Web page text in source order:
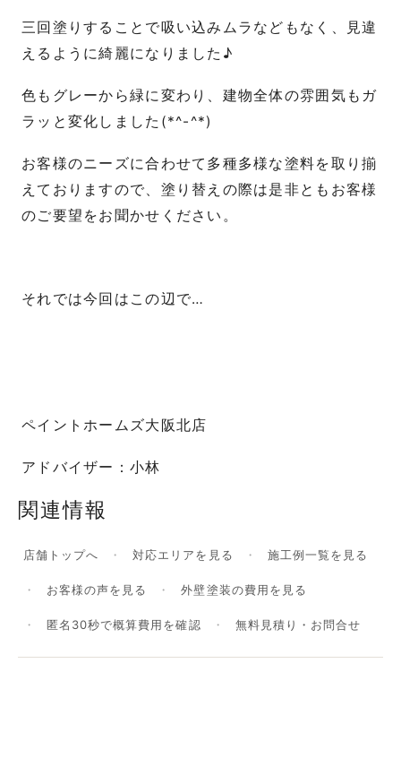
三回塗りすることで吸い込みムラなどもなく、見違
えるように綺麗になりました♪
色もグレーから緑に変わり、建物全体の雰囲気もガ
ラッと変化しました(*^-^*)
お客様のニーズに合わせて多種多様な塗料を取り揃
えておりますので、塗り替えの際は是非ともお客様
のご要望をお聞かせください。
それでは今回はこの辺で…
ペイントホームズ大阪北店
アドバイザー：小林
関連情報
店舗トップへ 対応エリアを見る 施工例一覧を見る
お客様の声を見る 外壁塗装の費用を見る
匿名30秒で概算費用を確認 無料見積り・お問合せ